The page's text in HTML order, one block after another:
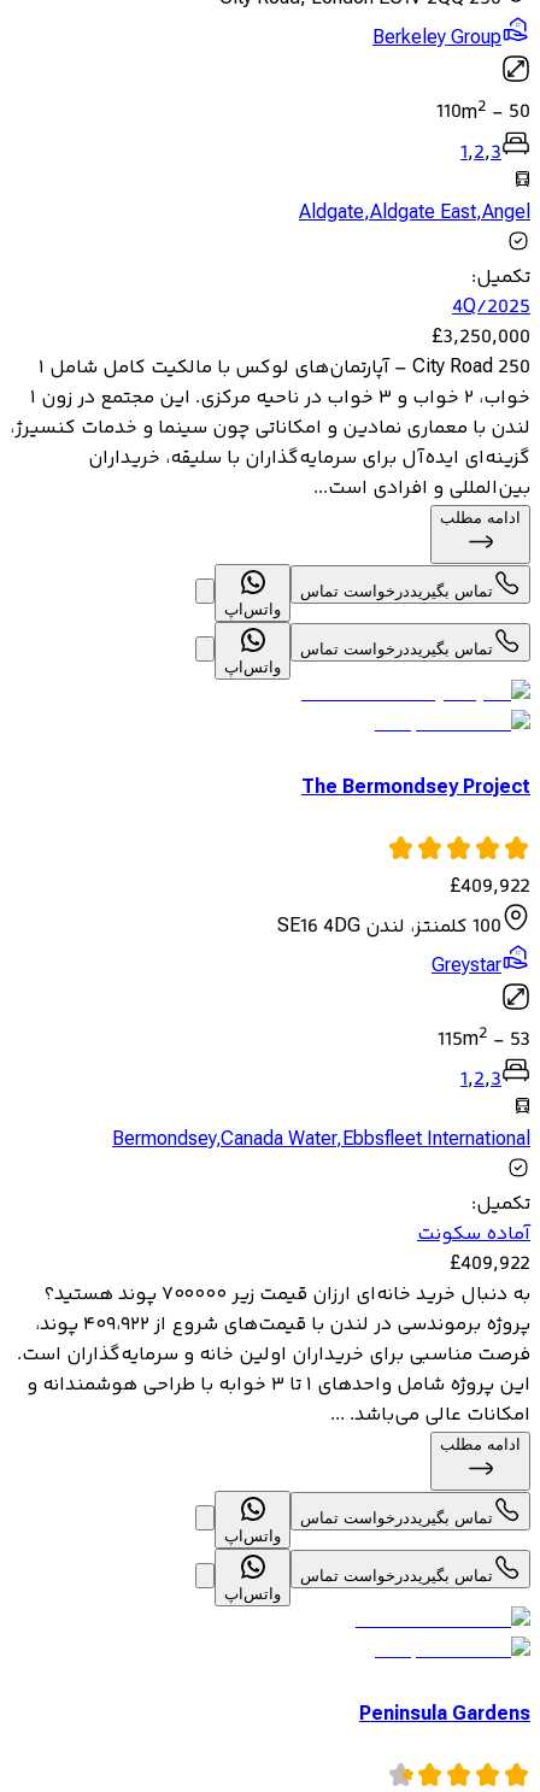
Berkeley Group
50
-
110m2
1,2,3
Aldgate,Aldgate East,Angel
تکمیل:
4Q/2025
£3,250,000
250 City Road – آپارتمان‌های لوکس با مالکیت کامل شامل ۱
خواب، ۲ خواب و ۳ خواب در ناحیه مرکزی. این مجتمع در زون ۱
لندن با معماری نمادین و امکاناتی چون سینما و خدمات کنسیرژ،
گزینه‌ای ایده‌آل برای سرمایه‌گذاران با سلیقه، خریداران
بین‌المللی و افرادی است...
ادامه مطلب
تماس بگیرید درخواست تماس
واتس‌اپ
تماس بگیرید درخواست تماس
واتس‌اپ
The Bermondsey Project
£409,922
100 کلمنتز، لندن SE16 4DG
Greystar
53
-
115m2
1,2,3
Bermondsey,Canada Water,Ebbsfleet International
تکمیل:
آماده سکونت
£409,922
به دنبال خرید خانه‌ای ارزان قیمت زیر ۷۰۰۰۰۰ پوند هستید؟
پروژه برموندسی در لندن با قیمت‌های شروع از ۴۰۹،۹۲۲ پوند،
فرصت مناسبی برای خریداران اولین خانه و سرمایه‌گذاران است.
این پروژه شامل واحدهای ۱ تا ۳ خوابه با طراحی هوشمندانه و
امکانات عالی می‌باشد. ...
ادامه مطلب
تماس بگیرید درخواست تماس
واتس‌اپ
تماس بگیرید درخواست تماس
واتس‌اپ
Peninsula Gardens